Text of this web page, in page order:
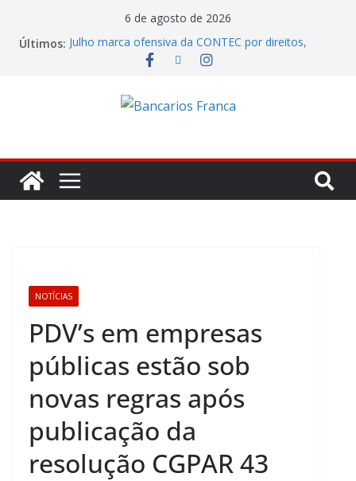
6 de agosto de 2026
Últimos: Julho marca ofensiva da CONTEC por direitos,
valorização e ganho real
condiciona avanços à decisão da Fenaban
Caixa tenta jogar déficit do Saúde Caixa no colo
Fenaban tenta transformar reivindicações em
prejuízo e segura proposta econômica
NOTÍCIAS
PDV’s em empresas
públicas estão sob
novas regras após
publicação da
resolução CGPAR 43